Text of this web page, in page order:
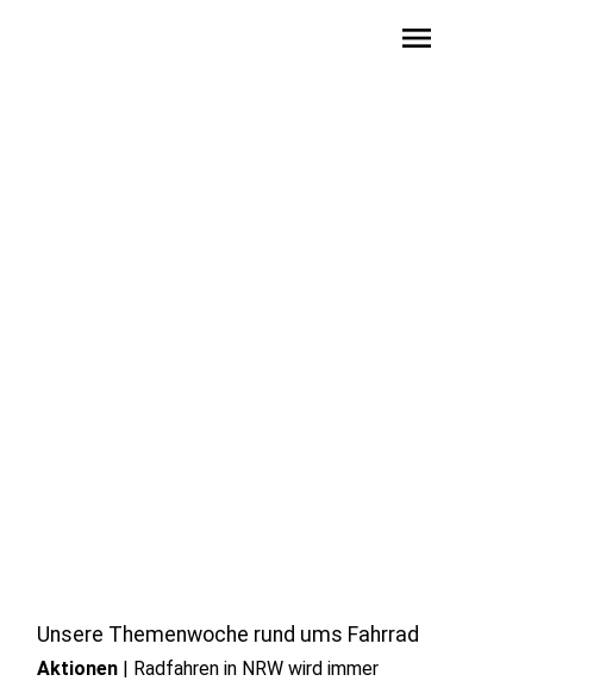
menu
Unsere Themenwoche rund ums Fahrrad
Aktionen | Radfahren in NRW wird immer